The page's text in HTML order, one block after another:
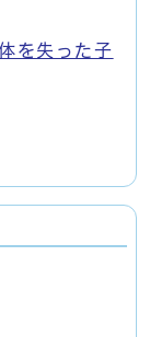
を失った子